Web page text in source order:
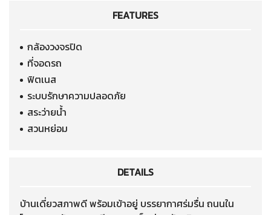
FEATURES
กล้องวงจรปิด
ที่จอดรถ
ฟิตเนส
ระบบรักษาความปลอดภัย
สระว่ายน้ำ
สวนหย่อม
DETAILS
บ้านเดี่ยวสภาพดี พร้อมเข้าอยู่ บรรยากาศร่มรื่น ถนนใน